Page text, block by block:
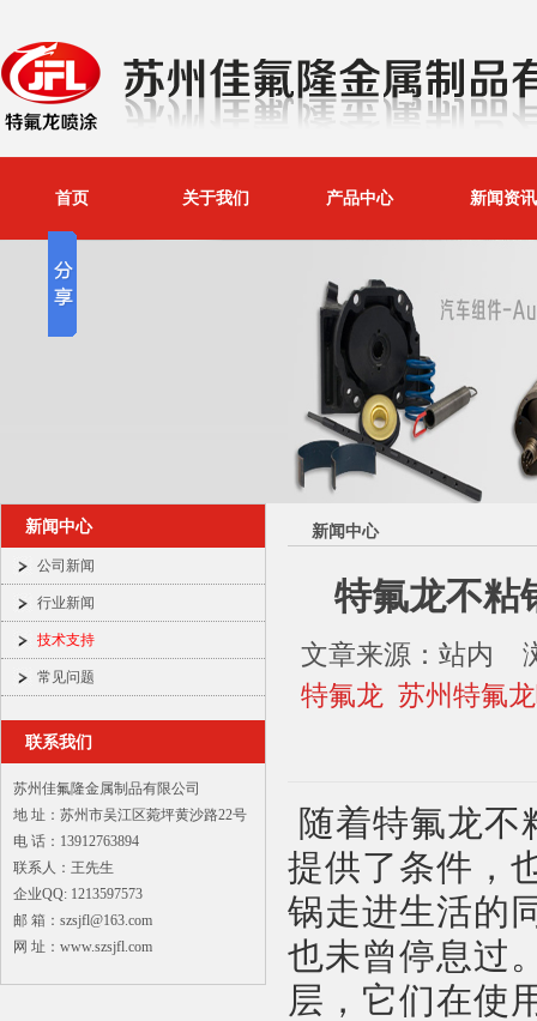
首页 关于我们 产品中心 新闻资讯
新闻中心
公司新闻
行业新闻
技术支持
常见问题
联系我们
苏州佳氟隆金属制品有限公司
地 址：苏州市吴江区菀坪黄沙路22号
电 话：13912763894
联系人：王先生
企业QQ: 1213597573
邮 箱：szsjfl@163.com
网 址：www.szsjfl.com
新闻中心
特氟龙不粘
文章来源：站内
特氟龙 苏州特氟
随着特氟龙不
提供了条件，
锅走进生活的
也未曾停息过
层，它们在使